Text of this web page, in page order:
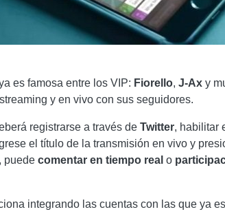
es famosa entre los VIP: Fiorello, J-Ax y
y en vivo con sus seguidores.
registrarse a través de Twitter, habilitar
el título de la transmisión en vivo y
puede comentar en tiempo real o
integrando las cuentas con las que ya